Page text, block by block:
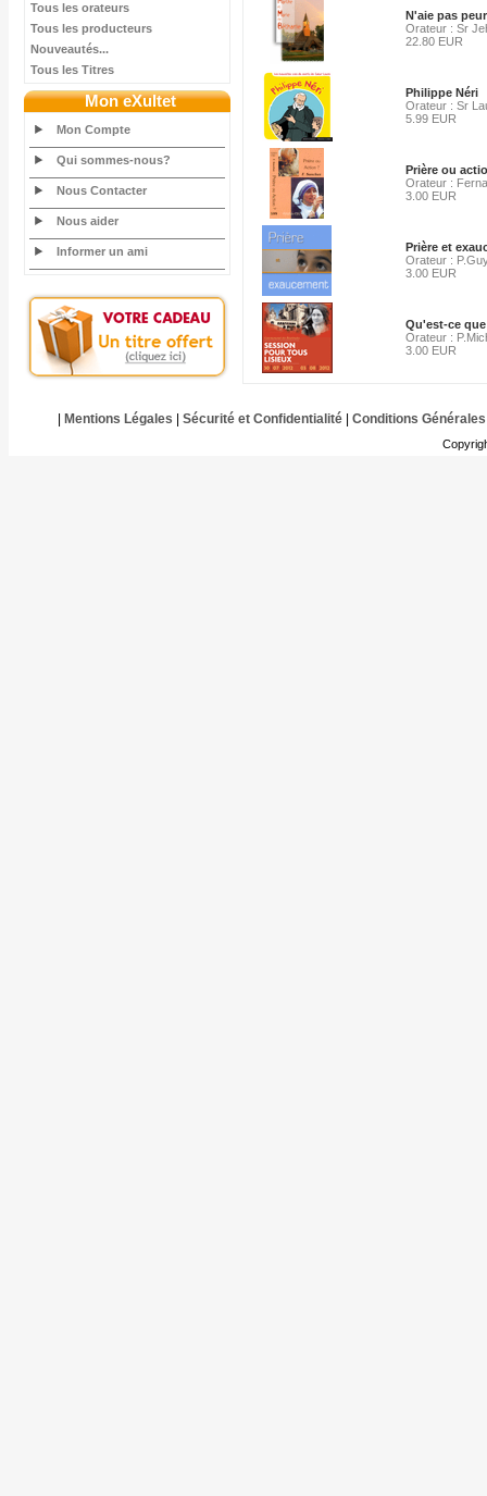
Tous les orateurs
Tous les producteurs
Nouveautés...
Tous les Titres
Mon eXultet
Mon Compte
Qui sommes-nous?
Nous Contacter
Nous aider
Informer un ami
N'aie pas
Orateur : Sr
22.80 EUR
Philippe Néri
Orateur : Sr
5.99 EUR
Prière ou
Orateur :
3.00 EUR
Prière et
Orateur :
3.00 EUR
Qu'est-ce
Orateur :
3.00 EUR
Mentions Légales Sécurité et Confidentialité| Conditions Générales